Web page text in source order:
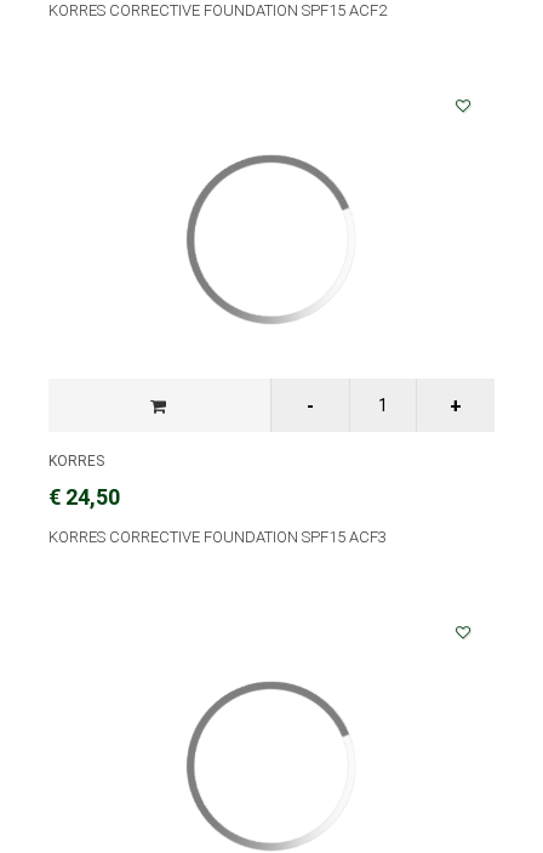
KORRES CORRECTIVE FOUNDATION SPF15 ACF2
KORRES
€ 24,50
KORRES CORRECTIVE FOUNDATION SPF15 ACF3